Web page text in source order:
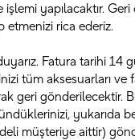
yapılacaktır.
etmenizi rica ederiz.
Fatura tarihi 14
tüm aksesuarları ve
geri gönderilecektir.
yukarıda
müşteriye aittir)